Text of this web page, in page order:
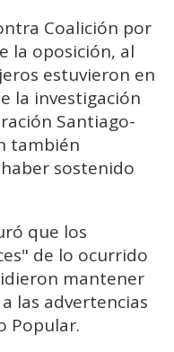
Coalición por
la oposición, al
estuvieron en
la investigación
Santiago-
también
sostenido
que los
de lo ocurrido
mantener
las advertencias
Popular.